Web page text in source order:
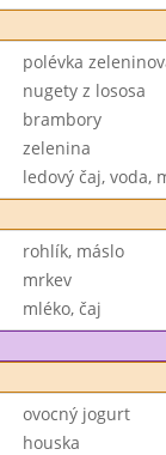
polévka
nugety z lososa
brambory
zelenina
ledový čaj, voda,
rohlík, máslo
mrkev
mléko, čaj
ovocný jogurt
houska